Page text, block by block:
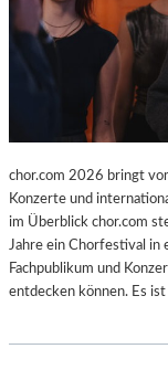
chor.com 2026 bringt
Konzerte und
im Überblick chor.com
Jahre ein Chorfestival in
Fachpublikum und
entdecken können. Es